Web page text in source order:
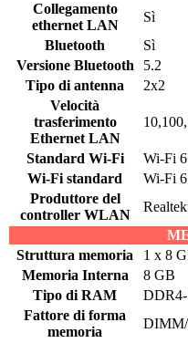
Collegamento
ethernet LAN
Sì
Bluetooth
Sì
Versione Bluetooth
5.2
Tipo di antenna
2x2
Velocità
trasferimento
Ethernet LAN
Standard Wi-Fi
Wi-Fi
Wi-Fi standard
Wi-Fi
Produttore del
controller WLAN
Realtek
Struttura memoria
1 x 8
Memoria Interna
8 GB
Tipo di RAM
Fattore di forma
memoria